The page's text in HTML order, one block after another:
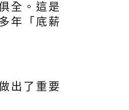
全。這是
年「底薪
出了重要